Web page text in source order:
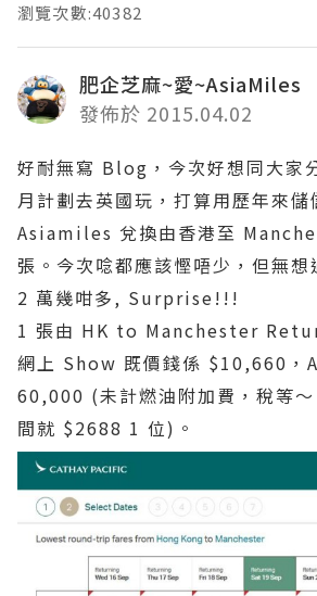
瀏覽次數:40382
肥企芝麻~愛~AsiaMiles
發佈於 2015.04.02
好耐無寫 Blog，今次好想同大家
月計劃去英國玩，打算用歷年來儲
Asiamiles 兌換由香港至
張。今次唸都應該慳唔少，但無
2 萬幾咁多, Surprise!!!
1 張由 HK to Manchester
網上 Show 既價錢係 $10,660
60,000 (未計燃油附加費，稅等～
間就 $2688 1 位)。